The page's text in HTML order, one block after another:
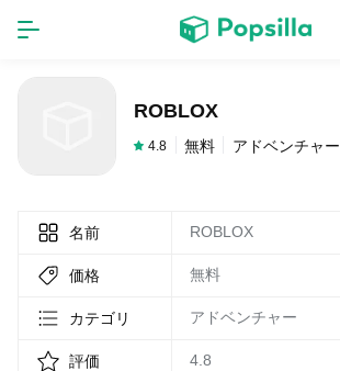
新作
LINE無料スタンプ
ROBLOX
4.8 無料 アドベンチャー
名前 ROBLOX
価格 無料
カテゴリ アドベンチャー
評価 4.8